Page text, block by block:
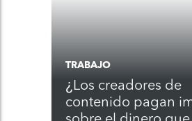
TRABAJO
¿Los creadores de
contenido pagan